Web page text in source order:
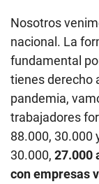
Nosotros
nacional. La
fundamental
tienes derecho
pandemia,
trabajadores
88.000, 30.000
30.000, 27.000
con empresas